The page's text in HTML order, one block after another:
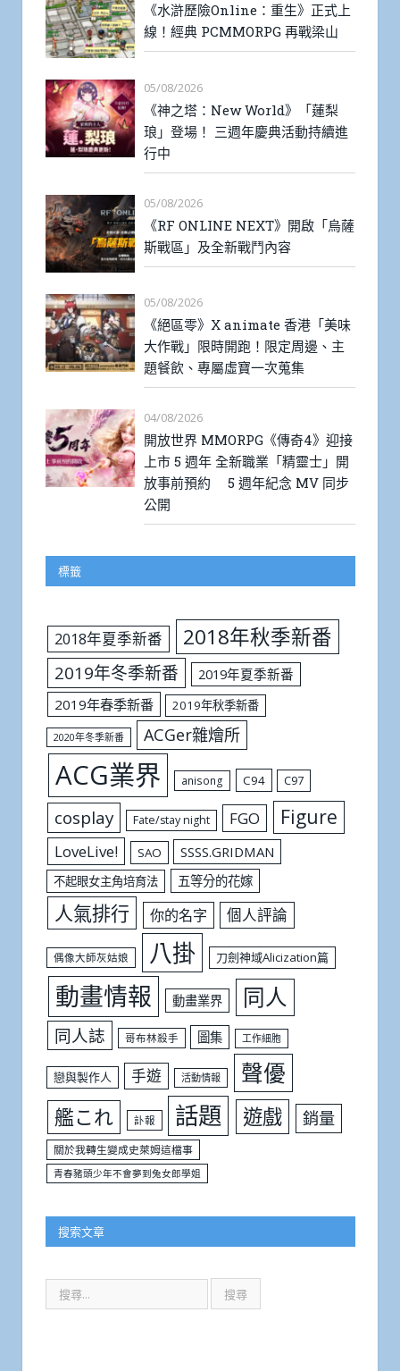
《水滸歷險Online：重生》正式上
線！經典 PCMMORPG 再戰梁山
05/08/2026
《神之塔：New World》「蓮梨
琅」登場！ 三週年慶典活動持續進
行中
05/08/2026
《RF ONLINE NEXT》開啟「烏薩
斯戰區」及全新戰鬥內容
05/08/2026
《絕區零》X animate 香港「美味
大作戰」限時開跑！限定周邊、主
題餐飲、專屬虛寶一次蒐集
04/08/2026
開放世界 MMORPG《傳奇4》迎接
上市 5 週年 全新職業「精靈士」開
放事前預約 5 週年紀念 MV 同步
公開
標籤
2018年夏季新番 2018年秋季新番
2019年冬季新番
2019年夏季新番
2019年春季新番
2019年秋季新番
2020年冬季新番 ACGer雜燴所
ACG業界 anisong C94 C97
cosplay Fate/stay night FGO Figure
LoveLive! SAO SSSS.GRIDMAN
不起眼女主角培育法 五等分的花嫁
人氣排行 你的名字 個人評論
偶像大師灰姑娘 八掛 刀劍神域Alicization篇
動畫情報 動畫業界 同人
同人誌 哥布林殺手 圖集 工作細胞
戀與製作人 手遊 活動情報 聲優
艦これ 訃報 話題 遊戲 銷量
關於我轉生變成史萊姆這檔事
青春豬頭少年不會夢到兔女郎學姐
搜索文章